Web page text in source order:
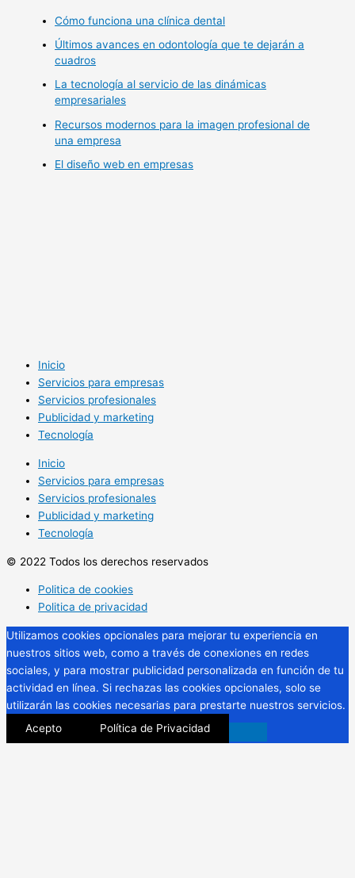
Cómo funciona una clínica dental
Últimos avances en odontología que te dejarán a
cuadros
La tecnología al servicio de las dinámicas
empresariales
Recursos modernos para la imagen profesional de
una empresa
El diseño web en empresas
Inicio
Servicios para empresas
Servicios profesionales
Publicidad y marketing
Tecnología
Inicio
Servicios para empresas
Servicios profesionales
Publicidad y marketing
Tecnología
© 2022 Todos los derechos reservados
Politica de cookies
Politica de privacidad
Utilizamos cookies opcionales para mejorar tu experiencia en
nuestros sitios web, como a través de conexiones en redes
sociales, y para mostrar publicidad personalizada en función de tu
actividad en línea. Si rechazas las cookies opcionales, solo se
utilizarán las cookies necesarias para prestarte nuestros servicios.
Acepto
Política de Privacidad